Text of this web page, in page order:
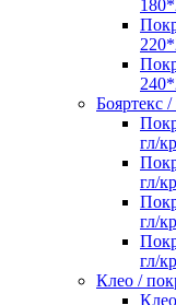
Бояртекс
гл/
гл/
гл/
гл/
Клео /